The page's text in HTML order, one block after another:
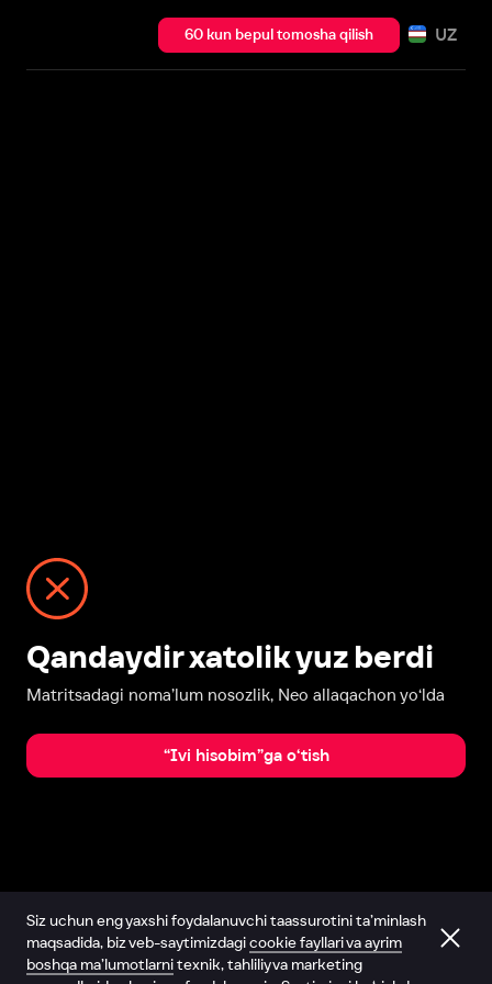
60 kun bepul tomosha qilish UZ
Qandaydir xatolik yuz berdi
Matritsadagi noma’lum nosozlik, Neo allaqachon yo‘lda
“Ivi hisobim”ga o‘tish
Siz uchun eng yaxshi foydalanuvchi taassurotini ta’minlash
maqsadida, biz veb-saytimizdagicookie fayllari va ayrim
boshqa ma’lumotlarnitexnik, tahliliy va marketing